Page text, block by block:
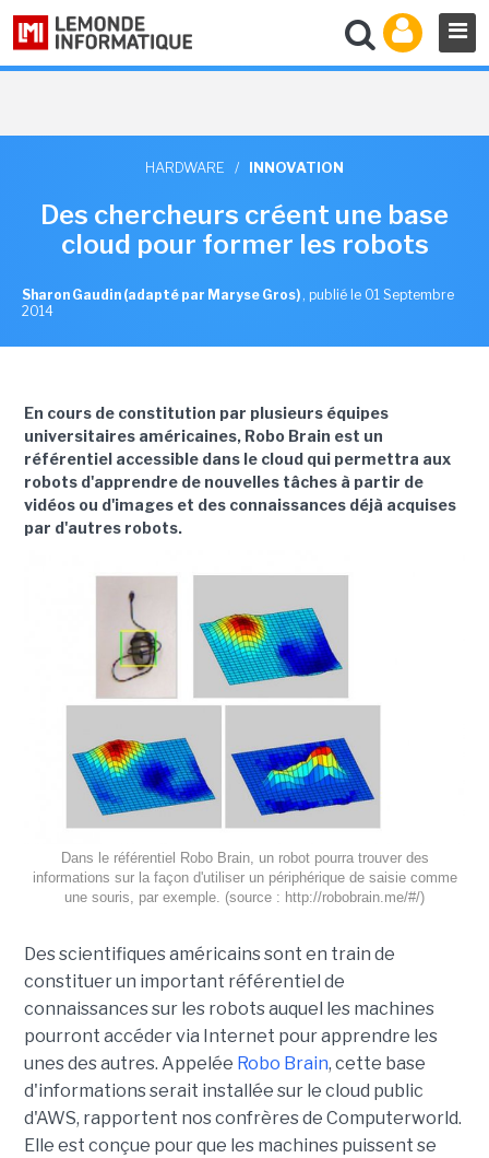
HARDWARE / INNOVATION
Des chercheurs créent une base
cloud pour former les robots
Sharon Gaudin (adapté par Maryse Gros) , publié le 01 Septembre
2014
En cours de constitution par plusieurs équipes
universitaires américaines, Robo Brain est un
référentiel accessible dans le cloud qui permettra aux
robots d'apprendre de nouvelles tâches à partir de
vidéos ou d'images et des connaissances déjà acquises
par d'autres robots.
Dans le référentiel Robo Brain, un robot pourra trouver des
informations sur la façon d'utiliser un périphérique de saisie comme
une souris, par exemple. (source : http://robobrain.me/#/)
Des scientifiques américains sont en train de
constituer un important référentiel de
connaissances sur les robots auquel les machines
pourront accéder via Internet pour apprendre les
unes des autres. Appelée Robo Brain, cette base
d'informations serait installée sur le cloud public
d'AWS, rapportent nos confrères de Computerworld.
Elle est conçue pour que les machines puissent se